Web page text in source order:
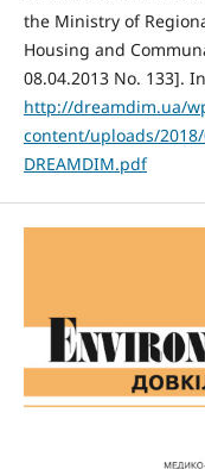
the Ministry of
Housing and
08.04.2013 No. 133].
http://dreamdim.ua/
content/uploads/2018/
DREAMDIM.pdf